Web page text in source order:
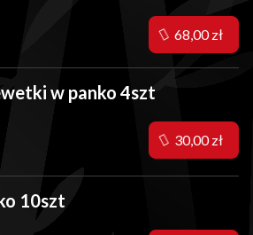
w panko 4szt
10szt